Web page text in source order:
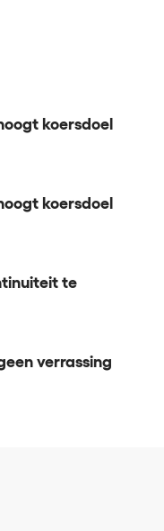
koersdoel
koersdoel
te
verrassing